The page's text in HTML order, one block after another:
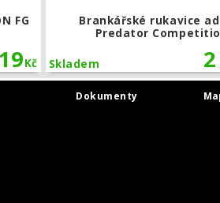
FG
Kč
Brankářské rukavice
Predator
Skladem
Dokumenty